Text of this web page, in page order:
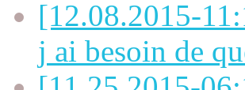
[12.08.2015-
j ai besoin de